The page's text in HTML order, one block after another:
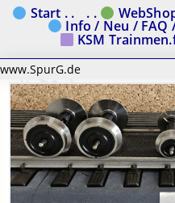
Zum Start . . . .
Info / Neu / FAQ
KSM
www.SpurG.de